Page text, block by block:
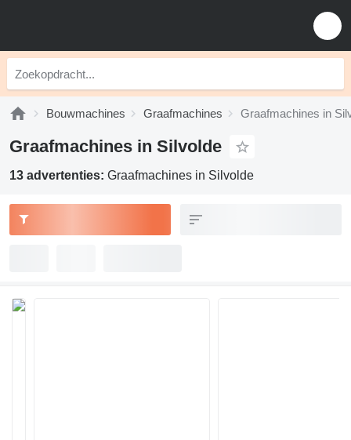
Bouwmachines Graafmachines Graafmachines in
Graafmachines in Silvolde
13 advertenties: Graafmachines in Silvolde